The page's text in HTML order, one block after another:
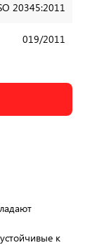
20345:2011
019/2011
к